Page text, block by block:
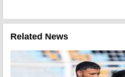
Related News